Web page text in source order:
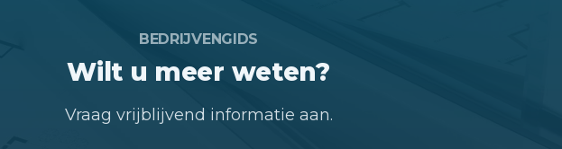
BEDRIJVENGIDS
Wilt u meer weten?
Vraag vrijblijvend informatie aan.